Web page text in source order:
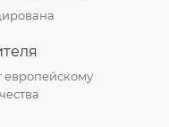
европейскому